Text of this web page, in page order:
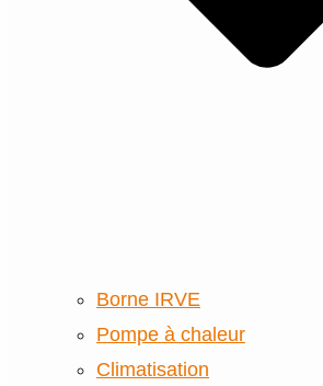
Borne IRVE
Pompe à chaleur
Climatisation